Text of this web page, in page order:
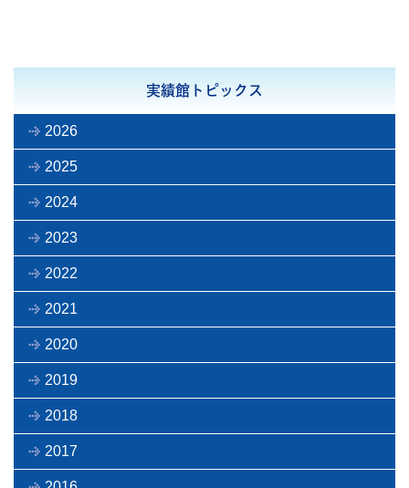
実績館トピックス
2026
2025
2024
2023
2022
2021
2020
2019
2018
2017